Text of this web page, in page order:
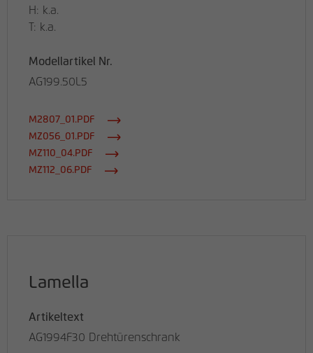
H: k.a.
T: k.a.
Modellartikel Nr.
AG199.50L5
M2807_01.PDF
MZ056_01.PDF
MZ110_04.PDF
MZ112_06.PDF
Lamella
Artikeltext
AG1994F30 Drehtürenschrank